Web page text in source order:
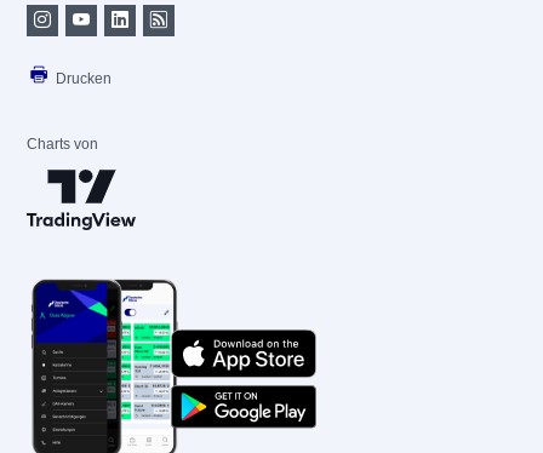
Drucken
Charts von